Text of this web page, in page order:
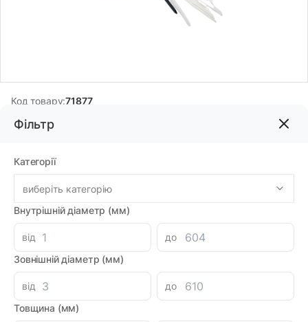
Фільтр
Категорії
виберіть категорію
Внутрішній діаметр (мм)
від
до
Зовнішній діаметр (мм)
від
до
Товщина (мм)
Код товару:71877
128.63грн
- +
Знайшли дешевше?
Параметри